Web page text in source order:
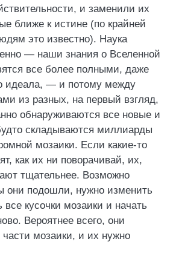
и заменили их
ближе к истине (по крайней
это известно). Наука
— наши знания о Вселенной
все более полными, даже
идеала, — и потому между
из разных, на первый взгляд,
обнаруживаются все новые и
складываются миллиарды
мозаики. Если какие-то
как их ни поворачивай, их,
тщательнее. Возможно
они подошли, нужно изменить
все кусочки мозаики и начать
Вероятнее всего, они
части мозаики, и их нужно